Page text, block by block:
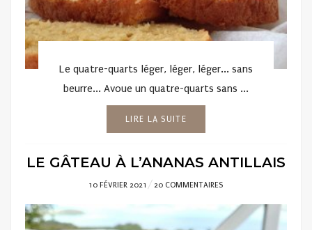
Le quatre-quarts léger, léger, léger... sans
beurre... Avoue un quatre-quarts sans ...
LIRE LA SUITE
LE GÂTEAU À L’ANANAS ANTILLAIS
POSTED
10 FÉVRIER 2021 20 COMMENTAIRES